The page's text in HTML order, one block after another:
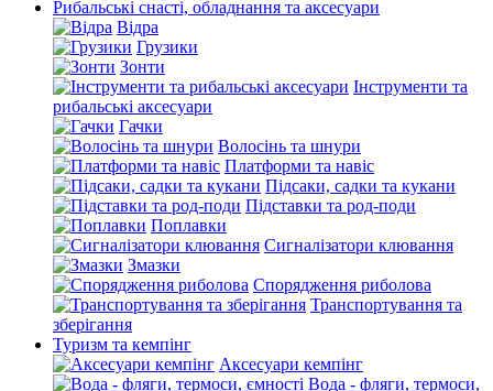
Рибальські снасті, обладнання та аксесуари
Відра
Грузики
Зонти
Інструменти та
рибальські аксесуари
Гачки
Волосінь та шнури
Платформи та навіс
Підсаки, садки та кукани
Підставки та род-поди
Поплавки
Сигналізатори клювання
Змазки
Спорядження риболова
Транспортування та
зберігання
Туризм та кемпінг
Аксесуари кемпінг
Вода - фляги, термоси,